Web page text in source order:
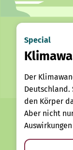
Special
Der
Deutschland.
den Körper
Aber nicht